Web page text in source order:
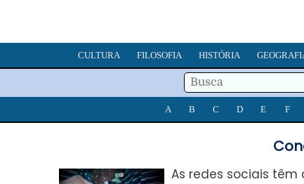
CULTURA FILOSOFIA HISTÓRIA
A B C D E F
As redes sociais